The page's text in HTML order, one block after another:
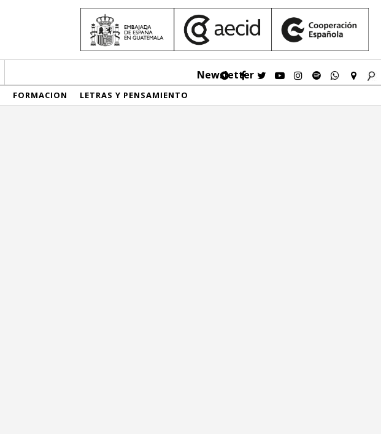
Newsletter
FORMACION LETRAS Y PENSAMIENTO